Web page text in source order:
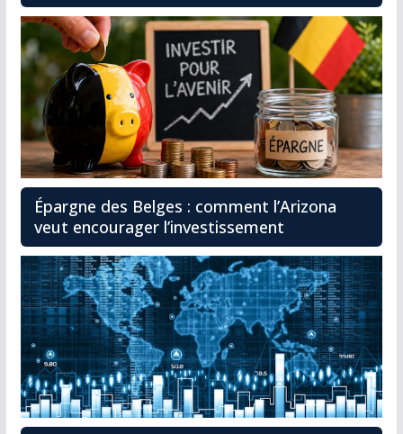
Épargne des Belges : comment l’Arizona
veut encourager l’investissement